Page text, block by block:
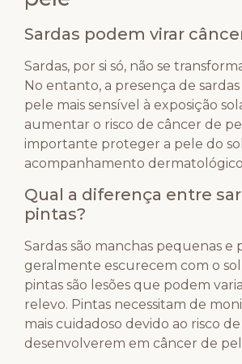
Sardas podem virar
Sardas, por si só, não se
No entanto, a presença de
pele mais sensível à exposição
aumentar o risco de câncer de
importante proteger a pele do
acompanhamento
Qual a diferença entre
pintas?
Sardas são manchas pequenas e
geralmente escurecem com o
pintas são lesões que podem
relevo. Pintas necessitam de
mais cuidadoso devido ao risco de
desenvolverem em câncer de